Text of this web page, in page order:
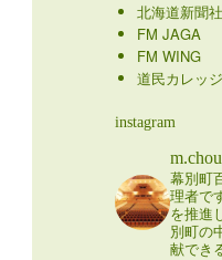
北海道新聞社
FM JAGA
FM WING
道民カレッジ
instagram
幕別町
理者で
を推進
別町の
献でき